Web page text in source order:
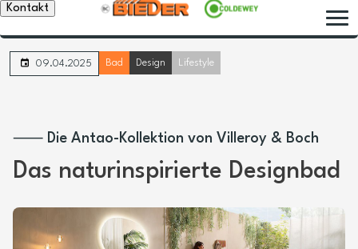
Kontakt
09.04.2025 Bad Design Lifestyle
⸺ Die Antao-Kollektion von Villeroy & Boch
Das naturinspirierte Designbad